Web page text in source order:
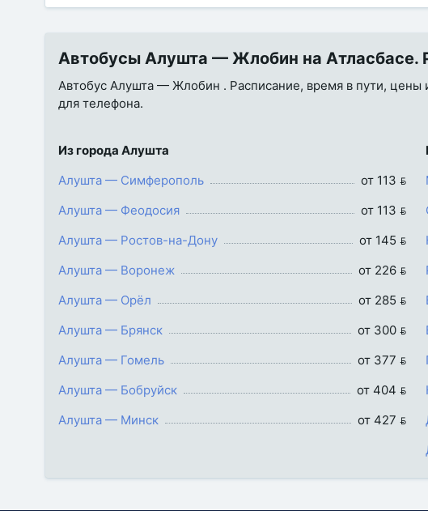
Автобусы Алушта — Жлобин на Атласбасе.
Автобус Алушта — Жлобин . Расписание, время в пути, цены
для телефона.
Из города Алушта
Алушта — Симферополь
от 113 
Алушта — Феодосия
от 113 
Алушта — Ростов-на-Дону
от 145 
Алушта — Воронеж
от 226 
Алушта — Орёл
от 285 
Алушта — Брянск
от 300 
Алушта — Гомель
от 377 
Алушта — Бобруйск
от 404 
Алушта — Минск
от 427 